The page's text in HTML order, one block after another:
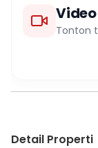
Tonton
Detail Properti